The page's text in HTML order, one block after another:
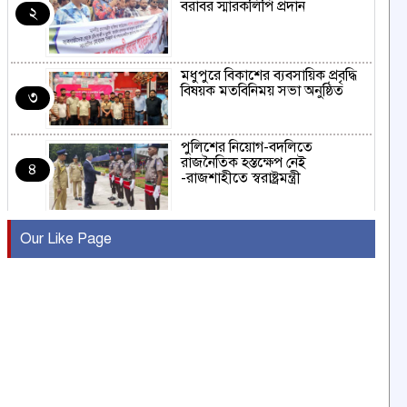
২ বরাবর স্মারকলিপি প্রদান
৩
মধুপুরে বিকাশের ব্যবসায়িক প্রবৃদ্ধি
বিষয়ক মতবিনিময় সভা অনুষ্ঠিত
৪
পুলিশের নিয়োগ-বদলিতে
রাজনৈতিক হস্তক্ষেপ নেই
-রাজশাহীতে স্বরাষ্ট্রমন্ত্রী
৫
Our Like Page